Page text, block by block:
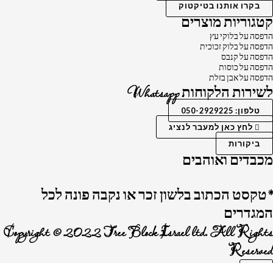
בקרו אותנו בטיקטוק
קטגוריות מוצרים
הדפסה על בלוקי עץ
הדפסה על בלוק זכוכית
הדפסה על קנבס
הדפסה על כוסות
הדפסה על אבן בזלת
לשירות הלקוחות Whatsapp
טלפון: 050-2929225
לחץ כאן למעבר לנציג
ביקורות
מכבדים ואוהבים
*טקסט הכתוב בלשון זכר או נקבה פונה לכל
המגדרים
Copyright © 2022 Tree Block Israel ltd. All Rights
Reserved